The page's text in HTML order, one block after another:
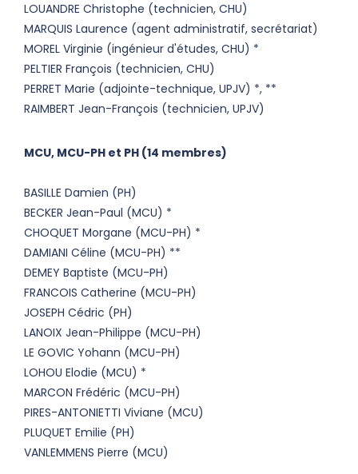
LOUANDRE Christophe (technicien, CHU)
MARQUIS Laurence (agent administratif, secrétariat)
MOREL Virginie (ingénieur d'études, CHU) *
PELTIER François (technicien, CHU)
PERRET Marie (adjointe-technique, UPJV) *, **
RAIMBERT Jean-François (technicien, UPJV)
MCU, MCU-PH et PH (14 membres)
BASILLE Damien (PH)
BECKER Jean-Paul (MCU) *
CHOQUET Morgane (MCU-PH) *
DAMIANI Céline (MCU-PH) **
DEMEY Baptiste (MCU-PH)
FRANCOIS Catherine (MCU-PH)
JOSEPH Cédric (PH)
LANOIX Jean-Philippe (MCU-PH)
LE GOVIC Yohann (MCU-PH)
LOHOU Elodie (MCU) *
MARCON Frédéric (MCU-PH)
PIRES-ANTONIETTI Viviane (MCU)
PLUQUET Emilie (PH)
VANLEMMENS Pierre (MCU)